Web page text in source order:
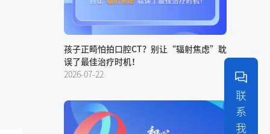
孩子正畸怕拍口腔CT？别让“辐射焦虑”耽
误了最佳治疗时机！
2026-07-22
联
系
我